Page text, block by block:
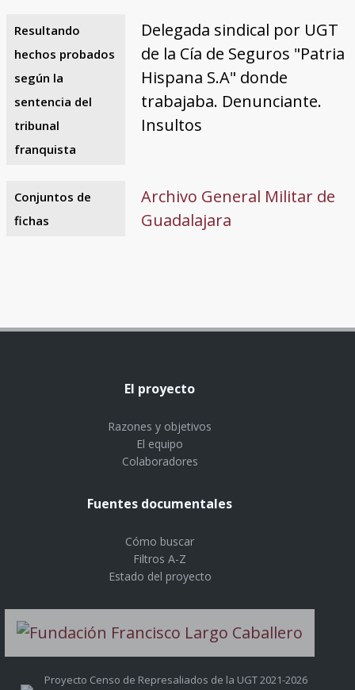
Resultando
hechos probados
según la
sentencia del
tribunal
franquista
Delegada sindical por UGT
de la Cía de Seguros "Patria
Hispana S.A" donde
trabajaba. Denunciante.
Insultos
Conjuntos de
fichas
Archivo General Militar de
Guadalajara
El proyecto
Razones y objetivos
El equipo
Colaboradores
Fuentes documentales
Cómo buscar
Filtros A-Z
Estado del proyecto
Proyecto Censo de Represaliados de la UGT 2021-2026